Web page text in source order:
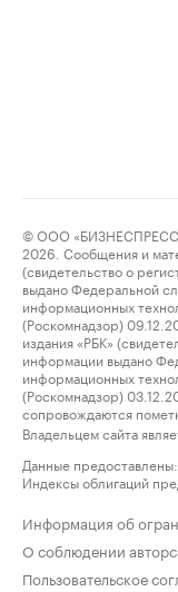
© ООО
2026. Сообщения и
(свидетельство о
выдано Федеральной
информационных
(Роскомнадзор)
издания «РБК»
информации выдано
информационных
(Роскомнадзор)
сопровождаются
Владельцем сайта
Данные предоставлены:
Индексы облигаций
Информация об
О соблюдении
Пользовательское